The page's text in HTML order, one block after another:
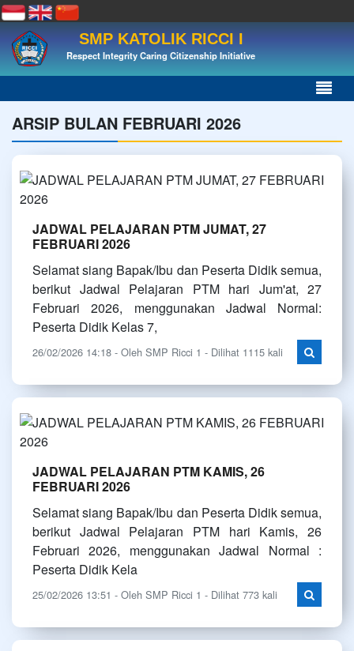
SMP KATOLIK RICCI I
Respect Integrity Caring Citizenship Initiative
ARSIP BULAN FEBRUARI 2026
JADWAL PELAJARAN PTM JUMAT, 27
FEBRUARI 2026
Selamat siang Bapak/Ibu dan Peserta Didik semua,
berikut Jadwal Pelajaran PTM hari Jum'at, 27
Februari 2026, menggunakan Jadwal Normal:
Peserta Didik Kelas 7,
26/02/2026 14:18 - Oleh SMP Ricci 1 - Dilihat 1115 kali
JADWAL PELAJARAN PTM KAMIS, 26
FEBRUARI 2026
Selamat siang Bapak/Ibu dan Peserta Didik semua,
berikut Jadwal Pelajaran PTM hari Kamis, 26
Februari 2026, menggunakan Jadwal Normal :
Peserta Didik Kela
25/02/2026 13:51 - Oleh SMP Ricci 1 - Dilihat 773 kali